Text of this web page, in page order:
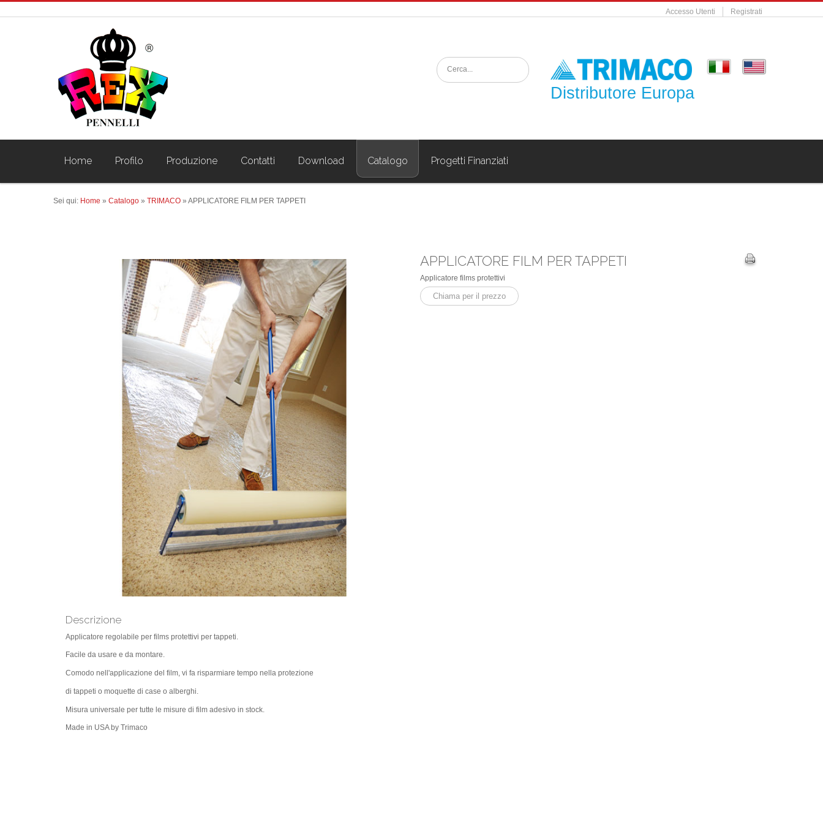
Accesso Utenti Registrati
Distributore Europa
Home Profilo Produzione Contatti Download Catalogo Progetti Finanziati
Sei qui: Home » Catalogo » TRIMACO » APPLICATORE FILM PER TAPPETI
APPLICATORE FILM PER TAPPETI
Applicatore films protettivi
Chiama per il prezzo
Descrizione
Applicatore regolabile per films protettivi per tappeti.
Facile da usare e da montare.
Comodo nell'applicazione del film, vi fa risparmiare tempo nella protezione
di tappeti o moquette di case o alberghi.
Misura universale per tutte le misure di film adesivo in stock.
Made in USA by Trimaco